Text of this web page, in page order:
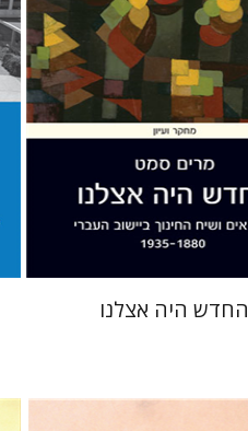
הנחת אתר ספר מודפס
$42
$38
החדש היה אצלנו